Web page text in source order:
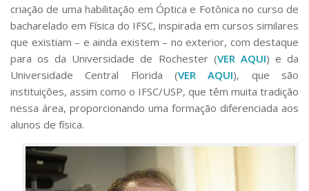
criação de uma habilitação em Óptica e Fotônica no curso de
bacharelado em Física do IFSC, inspirada em cursos similares
que existiam – e ainda existem – no exterior, com destaque
para os da Universidade de Rochester (VER AQUI) e da
Universidade Central Florida (VER AQUI), que são
instituições, assim como o IFSC/USP, que têm muita tradição
nessa área, proporcionando uma formação diferenciada aos
alunos de física.